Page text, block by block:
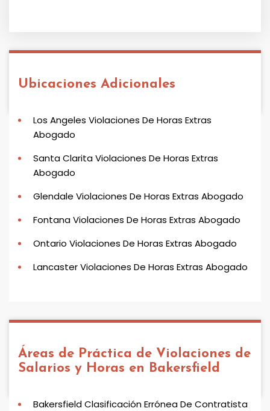
Ubicaciones Adicionales
Los Angeles Violaciones De Horas Extras
Abogado
Santa Clarita Violaciones De Horas Extras
Abogado
Glendale Violaciones De Horas Extras Abogado
Fontana Violaciones De Horas Extras Abogado
Ontario Violaciones De Horas Extras Abogado
Lancaster Violaciones De Horas Extras Abogado
Áreas de Práctica de Violaciones de
Salarios y Horas en Bakersfield
Bakersfield Clasificación Errónea De Contratista